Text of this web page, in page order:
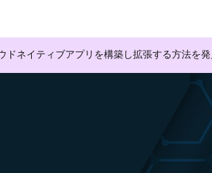
ネイティブアプリを構築し拡張する方法を発